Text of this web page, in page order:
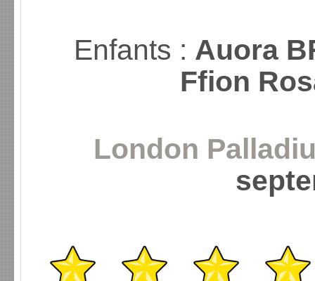
Enfants : Auora
Ffion
London